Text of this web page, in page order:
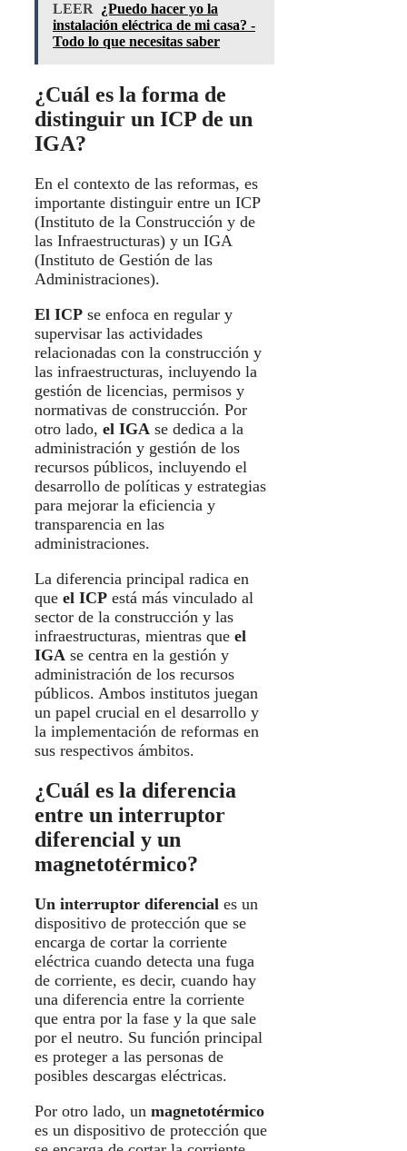
LEER ¿Puedo hacer yo la
instalación eléctrica de mi casa? -
Todo lo que necesitas saber
¿Cuál es la forma de
distinguir un ICP de un
IGA?
En el contexto de las reformas, es
importante distinguir entre un ICP
(Instituto de la Construcción y de
las Infraestructuras) y un IGA
(Instituto de Gestión de las
Administraciones).
El ICP se enfoca en regular y
supervisar las actividades
relacionadas con la construcción y
las infraestructuras, incluyendo la
gestión de licencias, permisos y
normativas de construcción. Por
otro lado, el IGA se dedica a la
administración y gestión de los
recursos públicos, incluyendo el
desarrollo de políticas y estrategias
para mejorar la eficiencia y
transparencia en las
administraciones.
La diferencia principal radica en
que el ICP está más vinculado al
sector de la construcción y las
infraestructuras, mientras que el
IGA se centra en la gestión y
administración de los recursos
públicos. Ambos institutos juegan
un papel crucial en el desarrollo y
la implementación de reformas en
sus respectivos ámbitos.
¿Cuál es la diferencia
entre un interruptor
diferencial y un
magnetotérmico?
Un interruptor diferencial es un
dispositivo de protección que se
encarga de cortar la corriente
eléctrica cuando detecta una fuga
de corriente, es decir, cuando hay
una diferencia entre la corriente
que entra por la fase y la que sale
por el neutro. Su función principal
es proteger a las personas de
posibles descargas eléctricas.
Por otro lado, un magnetotérmico
es un dispositivo de protección que